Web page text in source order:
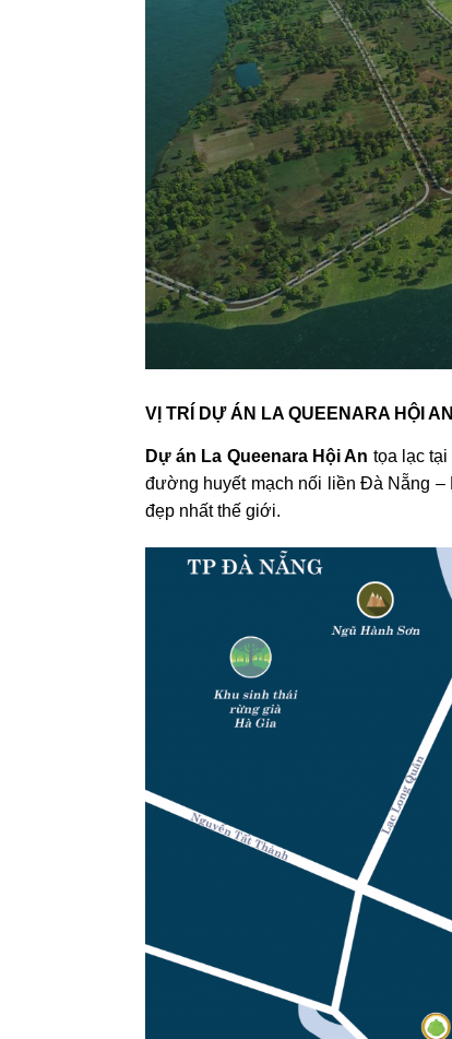
VỊ TRÍ DỰ ÁN LA QUEENARA HỘI AN
Dự án La Queenara Hội An tọa lạc
đường huyết mạch nối liền Đà Nẵng –
đẹp nhất thế giới.